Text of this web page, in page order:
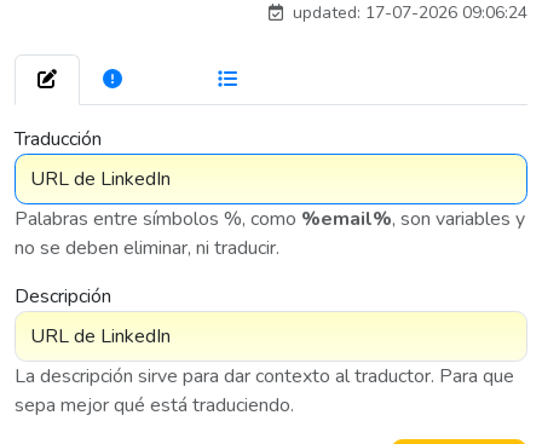
updated: 17-07-2026 09:06:24
Traducción
Palabras entre símbolos %, como %email%, son variables y
no se deben eliminar, ni traducir.
Descripción
La descripción sirve para dar contexto al traductor. Para que
sepa mejor qué está traduciendo.